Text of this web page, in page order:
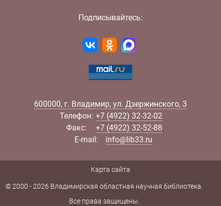
Подписывайтесь:
600000, г. Владимир, ул. Дзержинского, 3
Телефон: +7 (4922) 32-32-02
Факс:
+7 (4922) 32-52-88
E-mail:
info@lib33.ru
© 2000 - 2026 Владимирская областная научная библиотека.
Все права защищены.
Карта сайта